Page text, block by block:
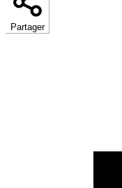
Partager